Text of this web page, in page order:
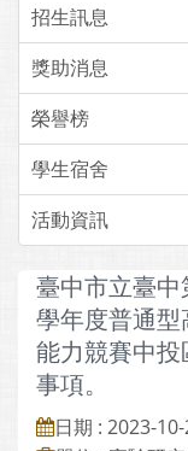
招生訊息
獎助消息
榮譽榜
學生宿舍
活動資訊
臺中市立臺
學年度普通
能力競賽中
事項。
日期 : 2023-